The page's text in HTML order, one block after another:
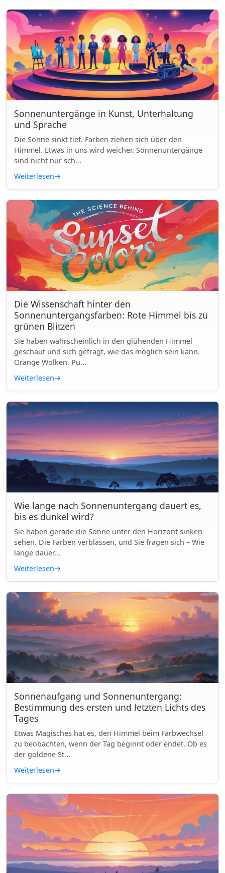
Sonnenuntergänge in Kunst, Unterhaltung
und Sprache
Die Sonne sinkt tief. Farben ziehen sich über den
Himmel. Etwas in uns wird weicher. Sonnenuntergänge
sind nicht nur sch...
Weiterlesen→
Die Wissenschaft hinter den
Sonnenuntergangsfarben: Rote Himmel bis zu
grünen Blitzen
Sie haben wahrscheinlich in den glühenden Himmel
geschaut und sich gefragt, wie das möglich sein kann.
Orange Wolken. Pu...
Weiterlesen→
Wie lange nach Sonnenuntergang dauert es,
bis es dunkel wird?
Sie haben gerade die Sonne unter den Horizont sinken
sehen. Die Farben verblassen, und Sie fragen sich – Wie
lange dauer...
Weiterlesen→
Sonnenaufgang und Sonnenuntergang:
Bestimmung des ersten und letzten Lichts des
Tages
Etwas Magisches hat es, den Himmel beim Farbwechsel
zu beobachten, wenn der Tag beginnt oder endet. Ob es
der goldene St...
Weiterlesen→